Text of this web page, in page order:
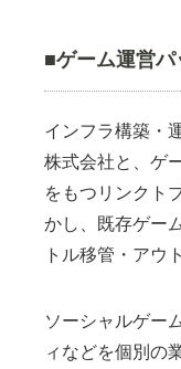
■ゲーム運営
インフラ構築・
株式会社と、ゲ
をもつリンクト
かし、既存ゲー
トル移管・アウ
ソーシャルゲー
ィなどを個別の